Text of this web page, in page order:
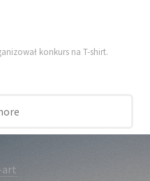
konkurs na T-shirt.
art